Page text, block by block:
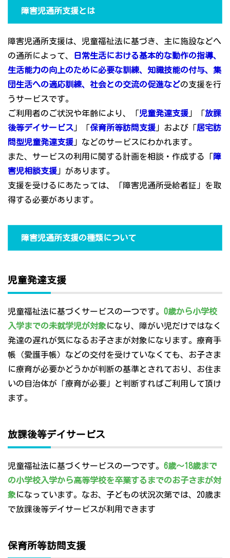
障害児通所支援とは
障害児通所支援は、児童福祉法に基づき、主に施設などへ
の通所によって、
日常生活における基本的な動作の指導、
生活能力の向上のために必要な訓練、知識技能の付与、集
団生活への適応訓練、社会との交流の促進などの支援を行
うサービスです。
ご利用者のご状況や年齢により、「児童発達支援 」「放課
後等デイサービス 」「保育所等訪問支援 」および「居宅訪
問型児童発達支援 」などのサービスにわかれます。
また、サービスの利用に関する計画を相談・作成する「障
害児相談支援 」があります。
支援を受けるにあたっては、「障害児通所受給者証」を取
得する必要があります。
障害児通所支援の種類について
児童発達支援
児童福祉法に基づくサービスの一つです。 0歳から小学校
入学までの未就学児が対象になり、障がい児だけではなく
発達の遅れが気になるお子さまが対象になります。療育手
帳（愛護手帳）などの交付を受けていなくても、お子さま
に療育が必要かどうかが判断の基準とされており、お住ま
いの自治体が「療育が必要」と判断すればご利用して頂け
ます。
放課後等デイサービス
児童福祉法に基づくサービスの一つです。 6歳～18歳まで
の小学校入学から高等学校を卒業するまでのお子さまが対
象になっています。なお、子どもの状況次第では、20歳ま
で放課後等デイサービスが利用できます
保育所等訪問支援